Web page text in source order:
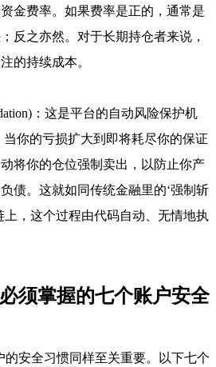
金费率。如果费率是正的，通常是
反之亦然。对于长期持仓者来说，
的持续成本。
：这是平台的自动风险保护机
你的亏损扩大到即将耗尽你的保证
将你的仓位强制卖出，以防止你产
债。这就如同传统金融里的‘强制斩
上，这个过程由代码自动、无情地执
须掌握的七个账户安全
安全习惯同样至关重要。以下七个